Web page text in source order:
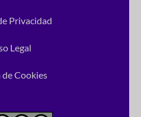
Privacidad
Legal
Cookies